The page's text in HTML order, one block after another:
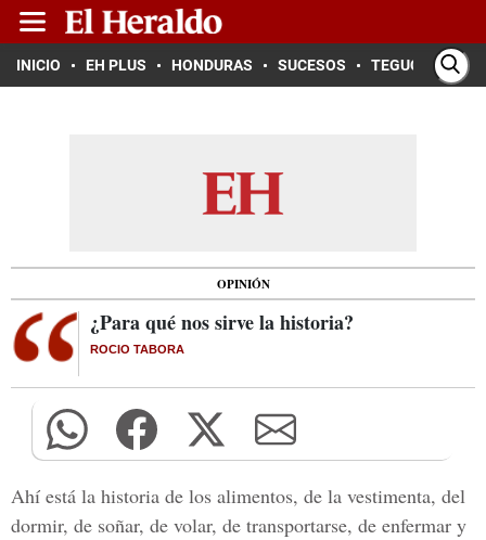
INICIO EH PLUS HONDURAS SUCESOS TEGUCIGALPA
OPINIÓN
¿Para qué nos sirve la historia?
ROCIO TABORA
Ahí está la historia de los alimentos, de la vestimenta, del
dormir, de soñar, de volar, de transportarse, de enfermar y